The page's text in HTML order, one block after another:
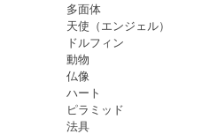
多面体
天使（エンジェル）
ドルフィン
動物
仏像
ハート
ピラミッド
法具